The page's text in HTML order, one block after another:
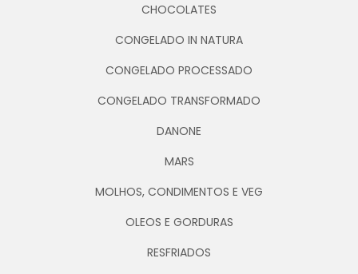
CHOCOLATES
CONGELADO IN NATURA
CONGELADO PROCESSADO
CONGELADO TRANSFORMADO
DANONE
MARS
MOLHOS, CONDIMENTOS E VEG
OLEOS E GORDURAS
RESFRIADOS